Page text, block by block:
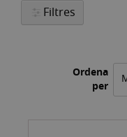
Filtres
Ordena
per